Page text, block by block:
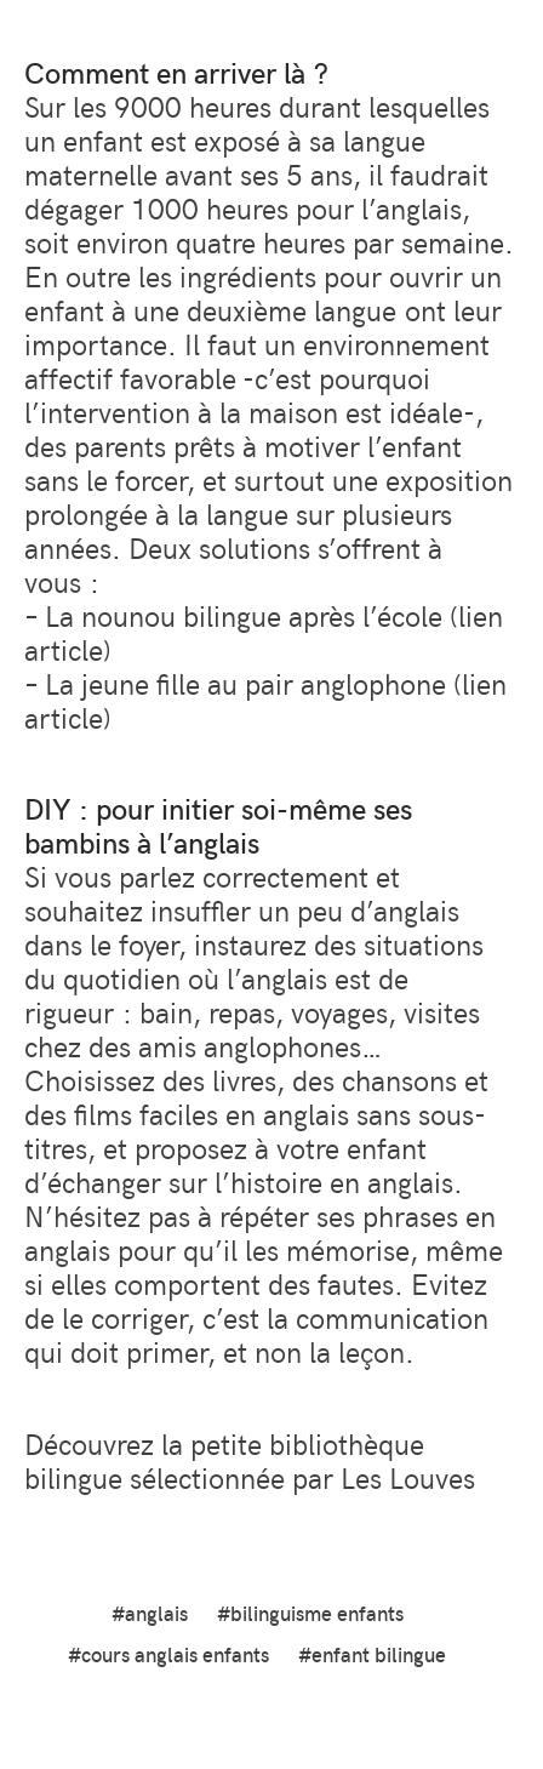
Comment en arriver là ?
Sur les 9000 heures durant lesquelles
un enfant est exposé à sa langue
maternelle avant ses 5 ans, il faudrait
dégager 1000 heures pour l’anglais,
soit environ quatre heures par semaine.
En outre les ingrédients pour ouvrir un
enfant à une deuxième langue ont leur
importance. Il faut un environnement
affectif favorable -c’est pourquoi
l’intervention à la maison est idéale-,
des parents prêts à motiver l’enfant
sans le forcer, et surtout une exposition
prolongée à la langue sur plusieurs
années. Deux solutions s’offrent à
vous :
– La nounou bilingue après l’école (lien
article)
– La jeune fille au pair anglophone (lien
article)
DIY : pour initier soi-même ses
bambins à l’anglais
Si vous parlez correctement et
souhaitez insuffler un peu d’anglais
dans le foyer, instaurez des situations
du quotidien où l’anglais est de
rigueur : bain, repas, voyages, visites
chez des amis anglophones…
Choisissez des livres, des chansons et
des films faciles en anglais sans sous-
titres, et proposez à votre enfant
d’échanger sur l’histoire en anglais.
N’hésitez pas à répéter ses phrases en
anglais pour qu’il les mémorise, même
si elles comportent des fautes. Evitez
de le corriger, c’est la communication
qui doit primer, et non la leçon.
Découvrez la petite bibliothèque
bilingue sélectionnée par Les Louves
#anglais
#bilinguisme enfants
#cours anglais enfants
#enfant bilingue